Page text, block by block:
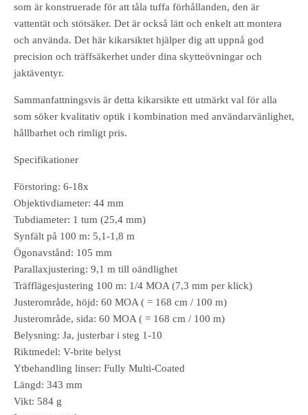
som är konstruerade för att tåla tuffa förhållanden, den är
vattentät och stötsäker. Det är också lätt och enkelt att montera
och använda. Det här kikarsiktet hjälper dig att uppnå god
precision och träffsäkerhet under dina skytteövningar och
jaktäventyr.
Sammanfattningsvis är detta kikarsikte ett utmärkt val för alla
som söker kvalitativ optik i kombination med användarvänlighet,
hållbarhet och rimligt pris.
Specifikationer
Förstoring: 6-18x
Objektivdiameter: 44 mm
Tubdiameter: 1 tum (25,4 mm)
Synfält på 100 m: 5,1-1,8 m
Ögonavstånd: 105 mm
Parallaxjustering: 9,1 m till oändlighet
Träfflägesjustering 100 m: 1/4 MOA (7,3 mm per klick)
Justerområde, höjd: 60 MOA ( = 168 cm / 100 m)
Justerområde, sida: 60 MOA ( = 168 cm / 100 m)
Belysning: Ja, justerbar i steg 1-10
Riktmedel: V-brite belyst
Ytbehandling linser: Fully Multi-Coated
Längd: 343 mm
Vikt: 584 g